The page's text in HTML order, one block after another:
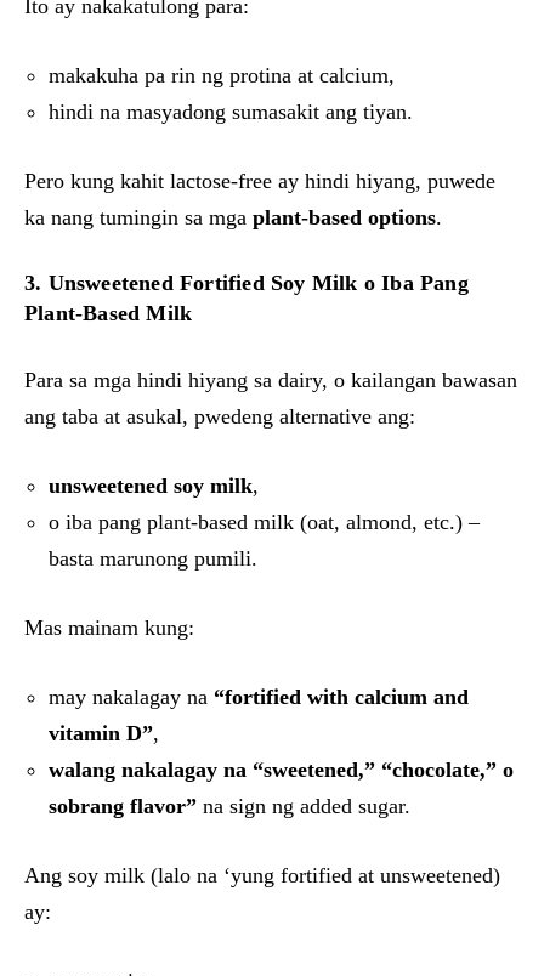
Ito ay nakakatulong para:
makakuha pa rin ng protina at calcium,
hindi na masyadong sumasakit ang tiyan.
Pero kung kahit lactose-free ay hindi hiyang, puwede
ka nang tumingin sa mga plant-based options.
3. Unsweetened Fortified Soy Milk o Iba Pang
Plant-Based Milk
Para sa mga hindi hiyang sa dairy, o kailangan bawasan
ang taba at asukal, pwedeng alternative ang:
unsweetened soy milk,
o iba pang plant-based milk (oat, almond, etc.) –
basta marunong pumili.
Mas mainam kung:
may nakalagay na “fortified with calcium and
vitamin D”,
walang nakalagay na “sweetened,” “chocolate,” o
sobrang flavor” na sign ng added sugar.
Ang soy milk (lalo na ‘yung fortified at unsweetened)
ay: